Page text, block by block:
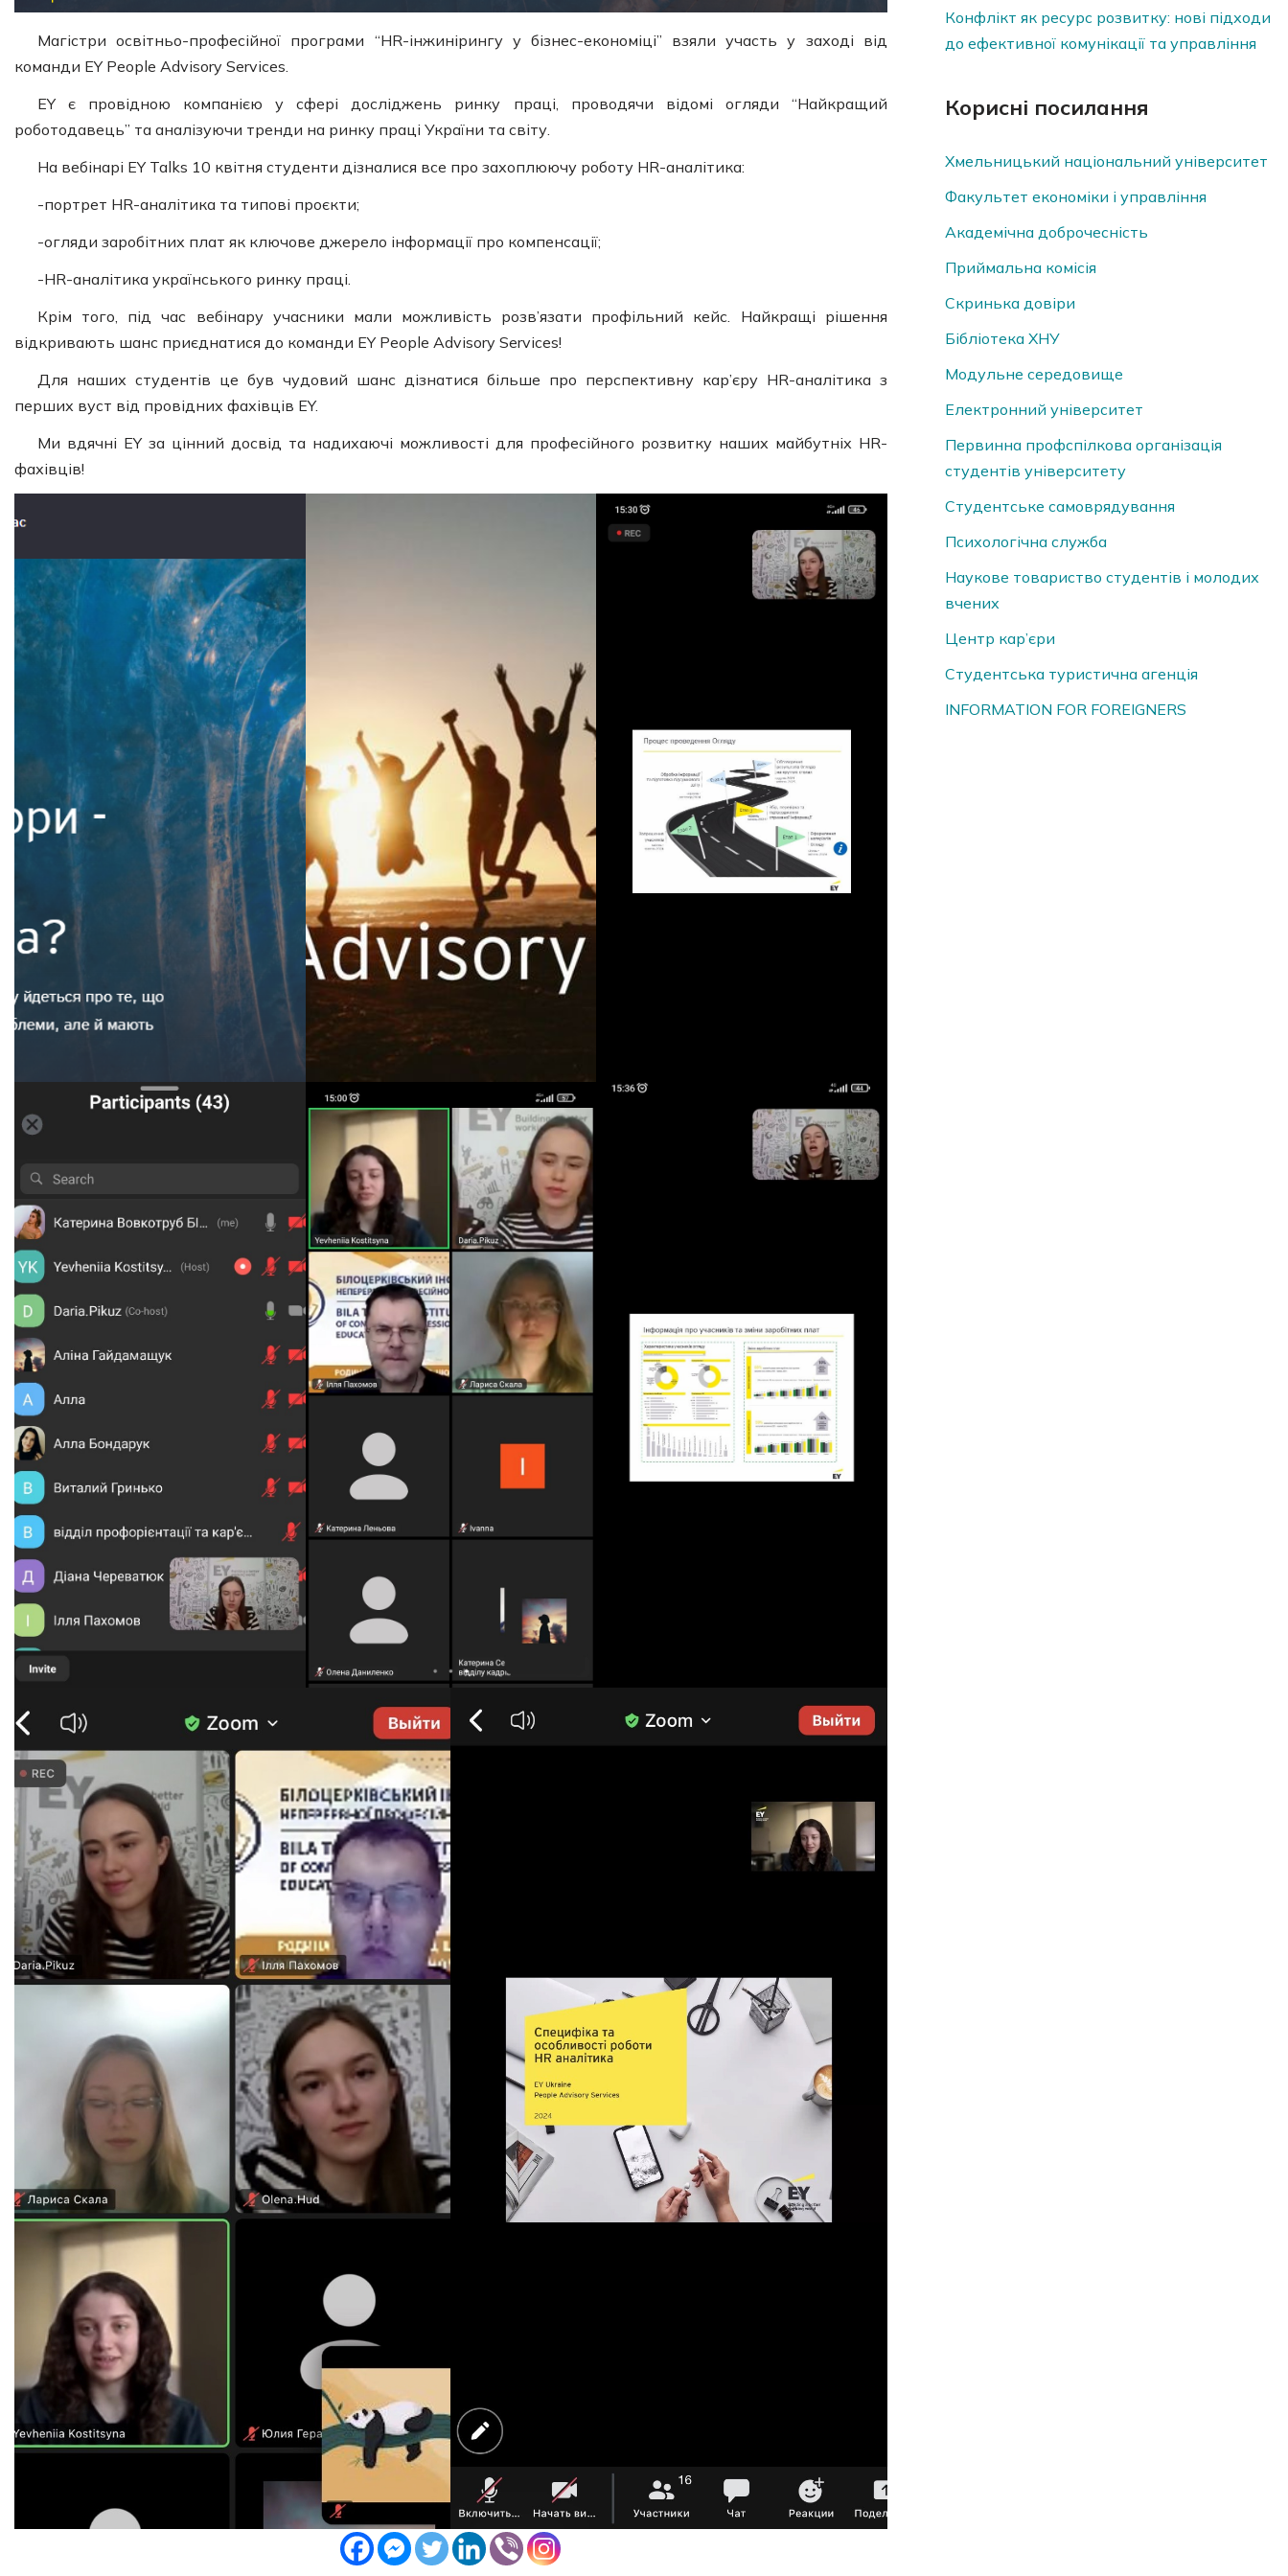
Магістри освітньо-професійної програми “HR-інжинірингу у бізнес-економіці” взяли участь у заході від
команди EY People Advisory Services.
EY є провідною компанією у сфері досліджень ринку праці, проводячи відомі огляди “Найкращий
роботодавець” та аналізуючи тренди на ринку праці України та світу.
На вебінарі EY Talks 10 квітня студенти дізналися все про захоплюючу роботу HR-аналітика:
-портрет HR-аналітика та типові проєкти;
-огляди заробітних плат як ключове джерело інформації про компенсації;
-HR-аналітика українського ринку праці.
Крім того, під час вебінару учасники мали можливість розв’язати профільний кейс. Найкращі рішення
відкривають шанс приєднатися до команди EY People Advisory Services!
Для наших студентів це був чудовий шанс дізнатися більше про перспективну кар’єру HR-аналітика з
перших вуст від провідних фахівців EY.
Ми вдячні EY за цінний досвід та надихаючі можливості для професійного розвитку наших майбутніх HR-
фахівців!
Конфлікт як ресурс розвитку: нові підходи
до ефективної комунікації та управління
Корисні посилання
Хмельницький національний університет
Факультет економіки і управління
Академічна доброчесність
Приймальна комісія
Скринька довiри
Бібліотека ХНУ
Модульне середовище
Електронний університет
Первинна профспілкова організація
студентів університету
Студентське самоврядування
Психологічна служба
Наукове товариство студентів і молодих
вчених
Центр кар’єри
Студентська туристична агенція
INFORMATION FOR FOREIGNERS